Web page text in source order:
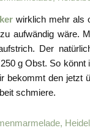
wirklich mehr als
aufwändig wäre.
Der
g Obst. So
bekommt den jetzt
schmiere.